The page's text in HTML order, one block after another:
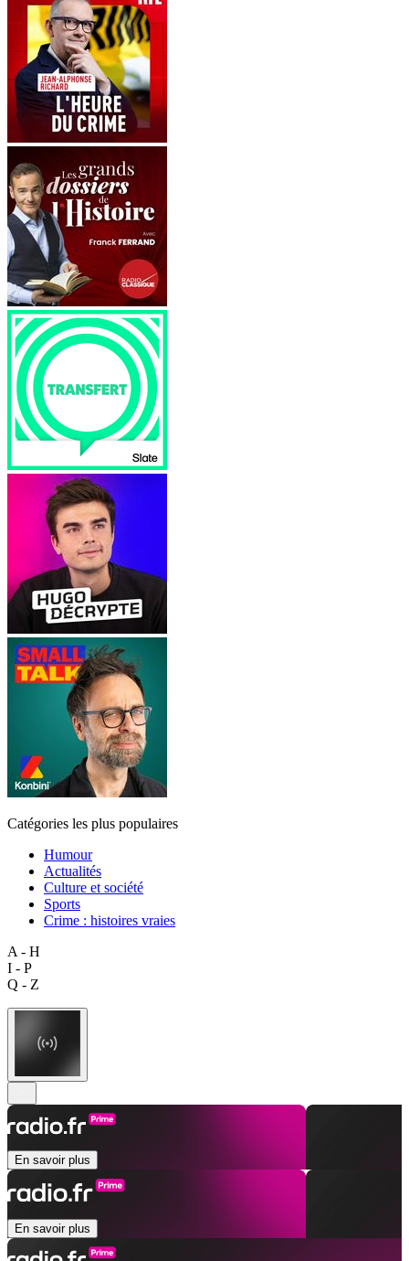
Catégories les plus populaires
Humour
Actualités
Culture et société
Sports
Crime : histoires vraies
A - H
I - P
Q - Z
En savoir plus
En savoir plus